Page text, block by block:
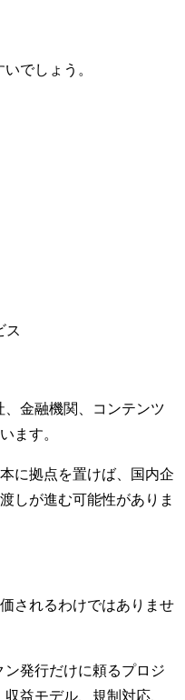
でしょう。
ス
、金融機関、コンテンツ
ます。
に拠点を置けば、国内企
しが進む可能性がありま
されるわけではありませ
発行だけに頼るプロジ
益モデル、規制対応、